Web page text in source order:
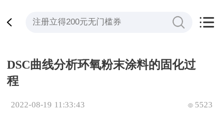
DSC曲线分析环氧粉末涂料的固化过
程
2022-08-19 11:33:43 5523